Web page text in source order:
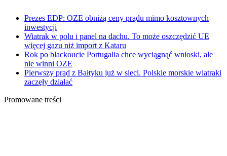
Prezes EDP: OZE obniżą ceny prądu mimo kosztownych
inwestycji
Wiatrak w polu i panel na dachu. To może oszczędzić UE
więcej gazu niż import z Kataru
Rok po blackoucie Portugalia chce wyciągnąć wnioski, ale
nie winni OZE
Pierwszy prąd z Bałtyku już w sieci. Polskie morskie wiatraki
zaczęły działać
Promowane treści